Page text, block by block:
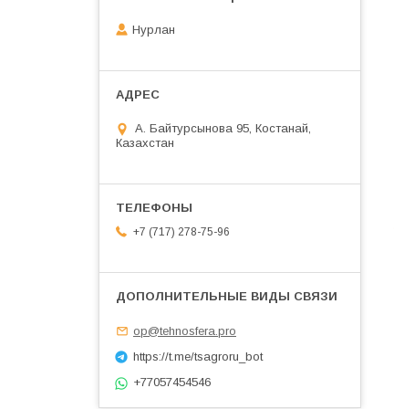
Нурлан
А. Байтурсынова 95, Костанай,
Казахстан
+7 (717) 278-75-96
op@tehnosfera.pro
https://t.me/tsagroru_bot
+77057454546